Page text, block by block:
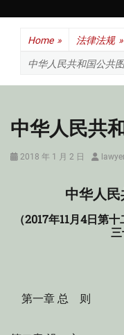
Home » 法律法规 »
中华人民共和国公共
中华人民共
Posted
2018 年 1 月 2 日 Author
中华人
（2017年11月4日第
第一章 总 则